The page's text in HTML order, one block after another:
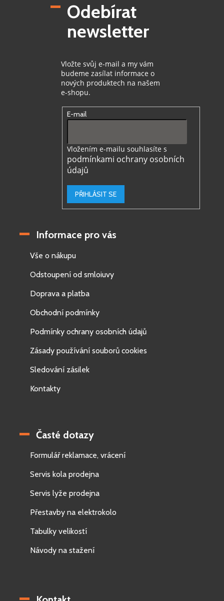
Odebírat
newsletter
Vložte svůj e-mail a my vám
budeme zasílat informace o
nových produktech na našem
e-shopu.
E-mail
Vložením e-mailu souhlasíte s
podmínkami ochrany osobních
údajů
PŘIHLÁSIT SE
Informace pro vás
Vše o nákupu
Odstoupení od smloiuvy
Doprava a platba
Obchodní podmínky
Podmínky ochrany osobních údajů
Zásady používání souborů cookies
Sledování zásilek
Kontakty
Časté dotazy
Formulář reklamace, vrácení
Servis kola prodejna
Servis lyže prodejna
Přestavby na elektrokolo
Tabulky velikostí
Návody na stažení